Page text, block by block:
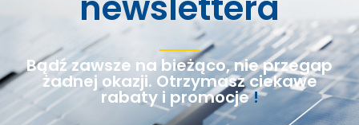
Bądź zawsze na bieżąco, nie przegap
żadnej okazji. Otrzymasz ciekawe
rabaty i promocje!